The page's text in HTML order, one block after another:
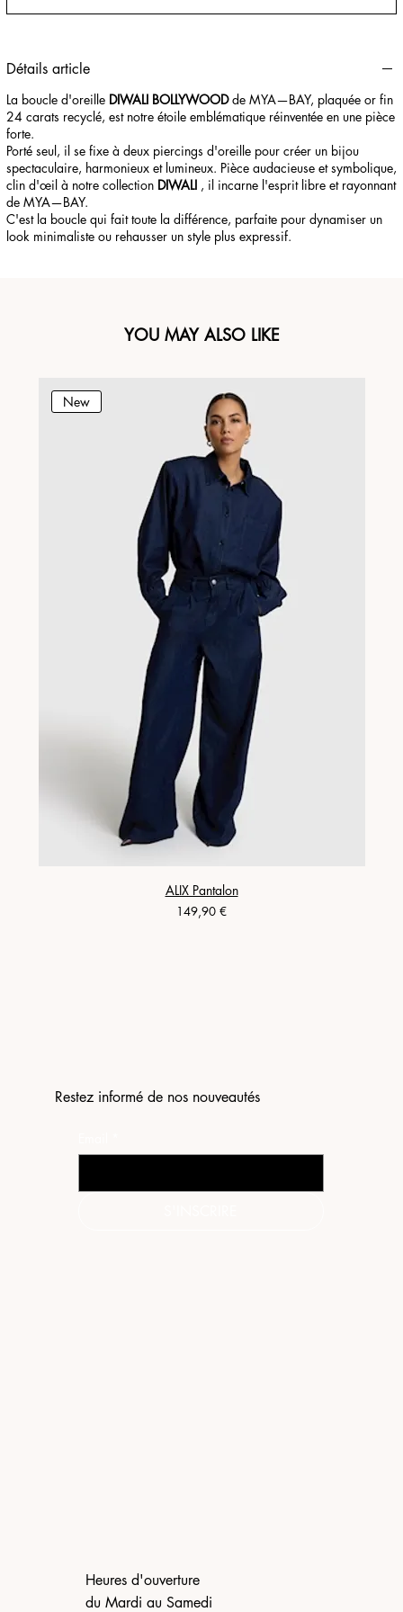
Détails article
La boucle d'oreille DIWALI BOLLYWOODde MYA—BAY, plaquée or fin
24 carats recyclé, est notre étoile emblématique réinventée en une pièce
forte.
Porté seul, il se fixe à deux piercings d'oreille pour créer un bijou
spectaculaire, harmonieux et lumineux. Pièce audacieuse et symbolique,
clin d'œil à notre collection DIWALI, il incarne l'esprit libre et rayonnant
de MYA—BAY.
C'est la boucle qui fait toute la différence, parfaite pour dynamiser un
look minimaliste ou rehausser un style plus expressif.
YOU MAY ALSO LIKE
New
ALIX Pantalon
Prix
149,90 €
Restez informé de nos nouveautés
Heures d'ouverture
du Mardi au Samedi